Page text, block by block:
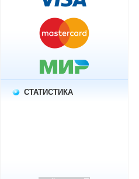
СТАТИСТИКА